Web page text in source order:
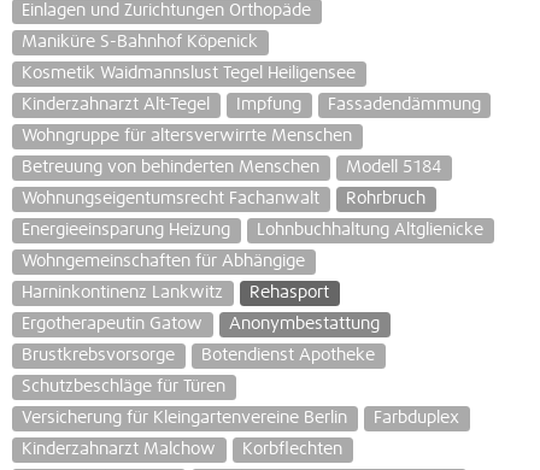
Einlagen und Zurichtungen Orthopäde
Maniküre S-Bahnhof Köpenick
Kosmetik Waidmannslust Tegel Heiligensee
Kinderzahnarzt Alt-Tegel
Impfung
Fassadendämmung
Wohngruppe für altersverwirrte Menschen
Betreuung von behinderten Menschen
Modell 5184
Wohnungseigentumsrecht Fachanwalt
Rohrbruch
Energieeinsparung Heizung
Lohnbuchhaltung Altglienicke
Wohngemeinschaften für Abhängige
Harninkontinenz Lankwitz
Rehasport
Ergotherapeutin Gatow
Anonymbestattung
Brustkrebsvorsorge
Botendienst Apotheke
Schutzbeschläge für Türen
Versicherung für Kleingartenvereine Berlin
Farbduplex
Kinderzahnarzt Malchow
Korbflechten